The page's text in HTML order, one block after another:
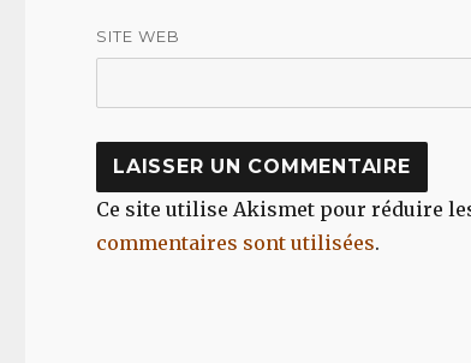
SITE WEB
Ce site utilise Akismet pour réduire
commentaires sont utilisées.